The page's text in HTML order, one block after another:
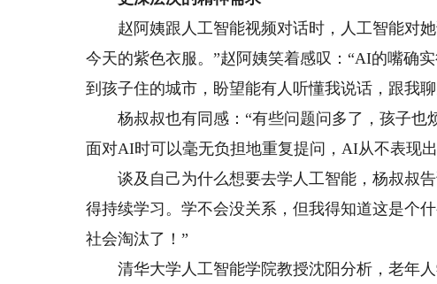
赵阿姨跟人工智能视频对话时，人工智能对她
今天的紫色衣服。”赵阿姨笑着感叹：“AI的嘴确
到孩子住的城市，盼望能有人听懂我说话，跟我
杨叔叔也有同感：“有些问题问多了，孩子也
面对AI时可以毫无负担地重复提问，AI从不表现
谈及自己为什么想要去学人工智能，杨叔叔告
得持续学习。学不会没关系，但我得知道这是个
社会淘汰了！”
清华大学人工智能学院教授沈阳分析，老年人